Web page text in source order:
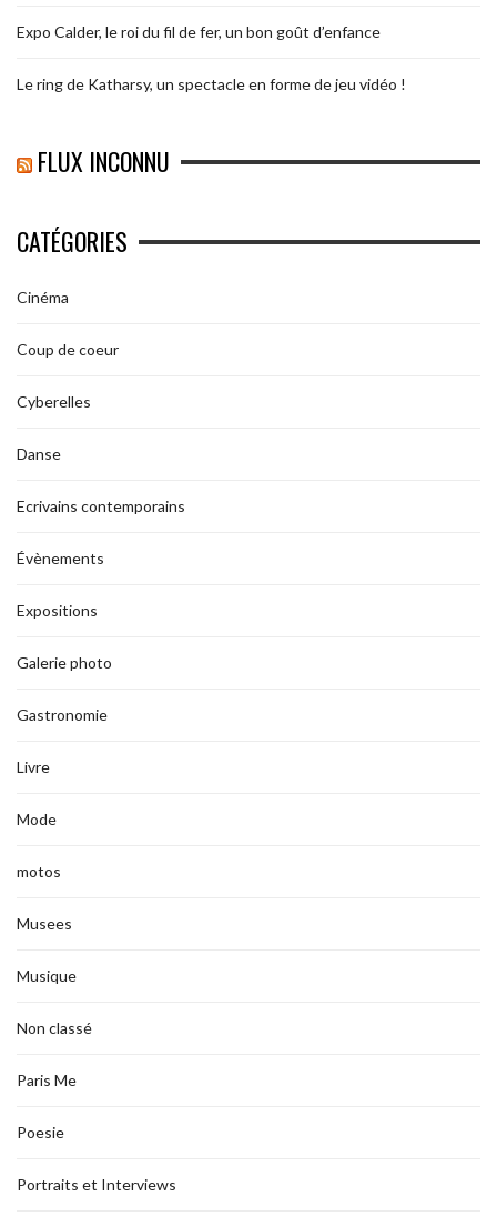
Expo Calder, le roi du fil de fer, un bon goût d’enfance
Le ring de Katharsy, un spectacle en forme de jeu vidéo !
FLUX INCONNU
CATÉGORIES
Cinéma
Coup de coeur
Cyberelles
Danse
Ecrivains contemporains
Évènements
Expositions
Galerie photo
Gastronomie
Livre
Mode
motos
Musees
Musique
Non classé
Paris Me
Poesie
Portraits et Interviews